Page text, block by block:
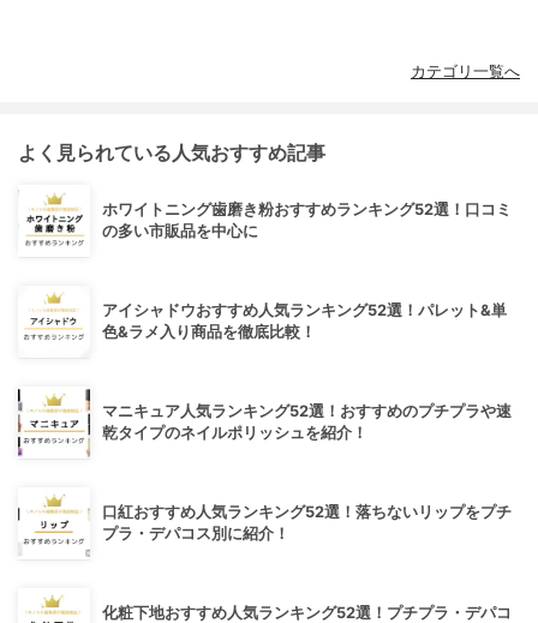
カテゴリ一覧へ
よく見られている人気おすすめ記事
ホワイトニング歯磨き粉おすすめランキング52選！口コミ
の多い市販品を中心に
アイシャドウおすすめ人気ランキング52選！パレット&単
色&ラメ入り商品を徹底比較！
マニキュア人気ランキング52選！おすすめのプチプラや速
乾タイプのネイルポリッシュを紹介！
口紅おすすめ人気ランキング52選！落ちないリップをプチ
プラ・デパコス別に紹介！
化粧下地おすすめ人気ランキング52選！プチプラ・デパコ